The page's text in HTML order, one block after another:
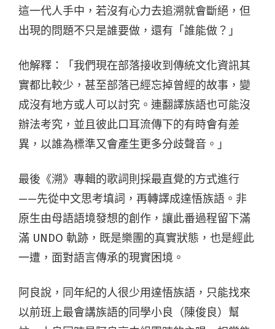
這一代人手中，若沒有心力去追溯就會斷絕，但
出現的問題不只是誰要做，還有「誰能做？」
他解釋：「我們現在部落接收到傳統文化資訊其
實都比較少，甚至部落已經忘掉曾經的故事，變
成沒有地方或人可以討究。連翻譯族語也可能沒
辦法考究，並且彼此口耳流傳下的有時會有差
異，以誰為標準又會產生更多分歧聲音。」
最後《溯》專輯的歌詞則採最直覺的方式進行
——先從中文思考填詞，再轉譯成達悟族語。非
原生由母語語境發想的創作，讓此番過程留下滿
滿 UNDO 軌跡，既是樂團的真實狀態，也是經此
一遭，面對語言傳承的現實困境。
阿良說，同年紀的人很少用達悟族語，只能找來
以前班上最會講族語的同學小良（陳俊良）幫